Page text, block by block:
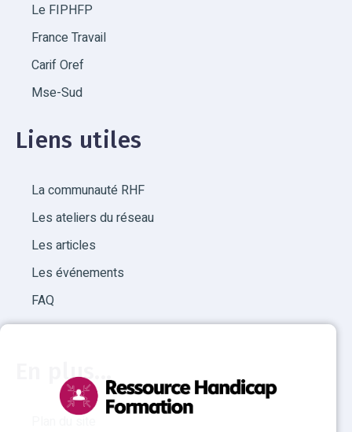
Le FIPHFP
France Travail
Carif Oref
Mse-Sud
Liens utiles
La communauté RHF
Les ateliers du réseau
Les articles
Les événements
FAQ
En plus...
Plan du site